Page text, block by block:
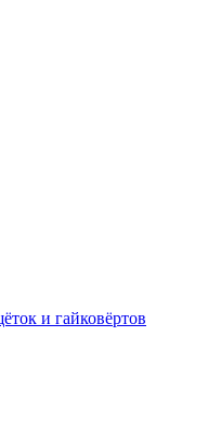
и гайковёртов